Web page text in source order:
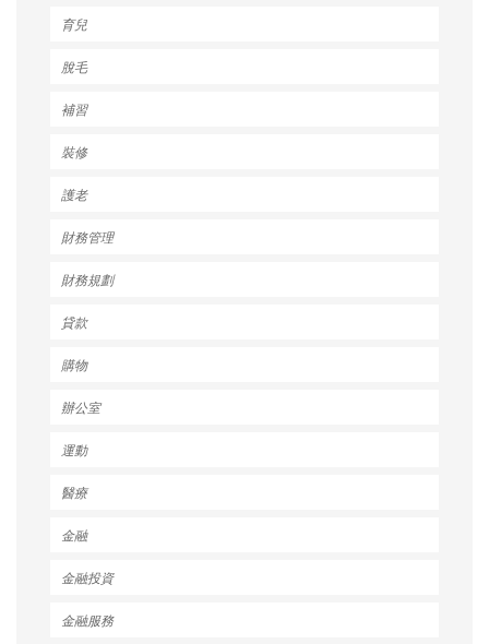
育兒
脫毛
補習
裝修
護老
財務管理
財務規劃
貸款
購物
辦公室
運動
醫療
金融
金融投資
金融服務